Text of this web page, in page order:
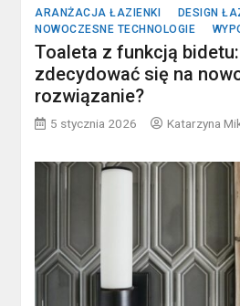
ARANŻACJA ŁAZIENKI DESIGN
NOWOCZESNE TECHNOLOGIE
Toaleta z funkcją
zdecydować się na
rozwiązanie?
5 stycznia 2026 Katarzyna